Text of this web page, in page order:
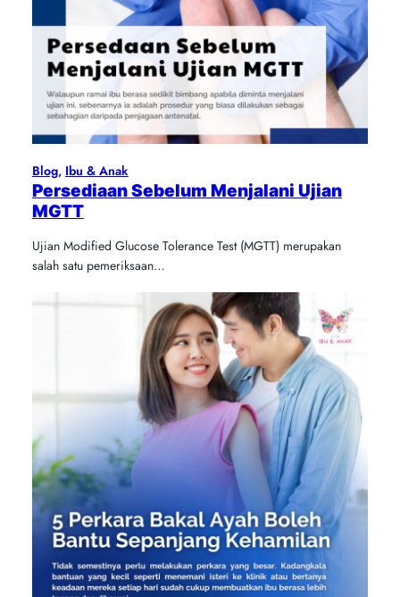
Blog, Ibu & Anak
Persediaan Sebelum Menjalani Ujian
MGTT
Ujian Modified Glucose Tolerance Test (MGTT) merupakan
salah satu pemeriksaan…